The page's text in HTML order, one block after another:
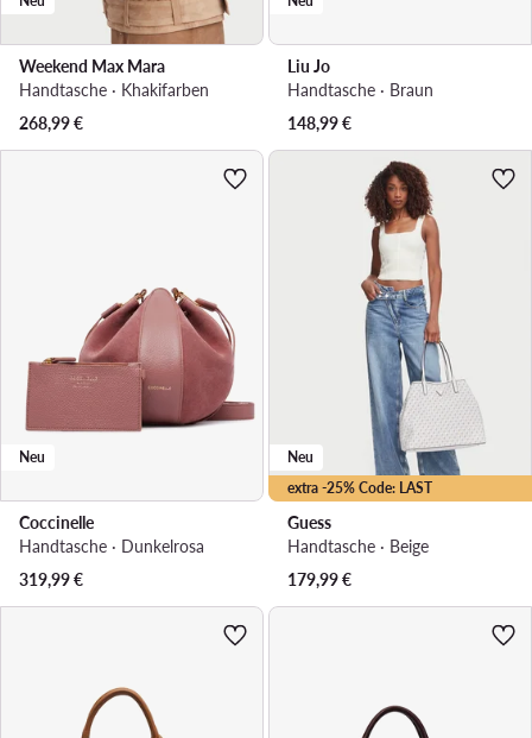
Weekend Max Mara
Handtasche · Khakifarben
268,99€
Liu Jo
Handtasche · Braun
148,99€
Neu
Coccinelle
Handtasche · Dunkelrosa
319,99€
extra -25% Code: LAST
Neu
Guess
Handtasche · Beige
179,99€